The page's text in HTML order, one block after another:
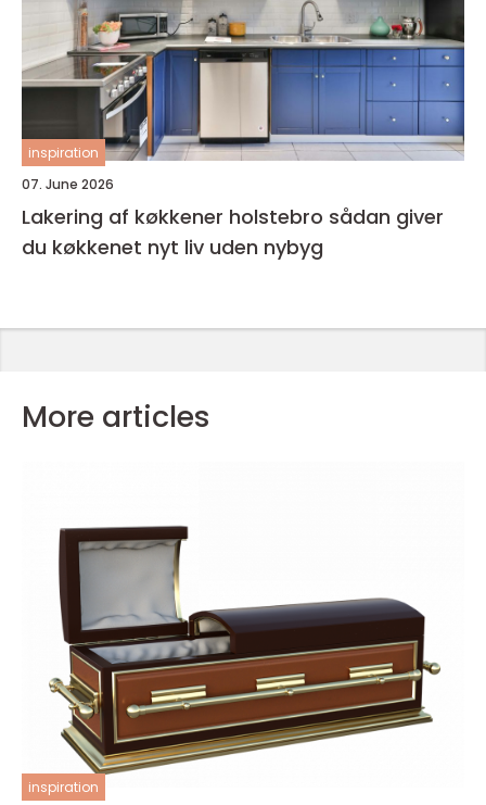
inspiration
07. June 2026
Lakering af køkkener holstebro sådan giver
du køkkenet nyt liv uden nybyg
More articles
inspiration